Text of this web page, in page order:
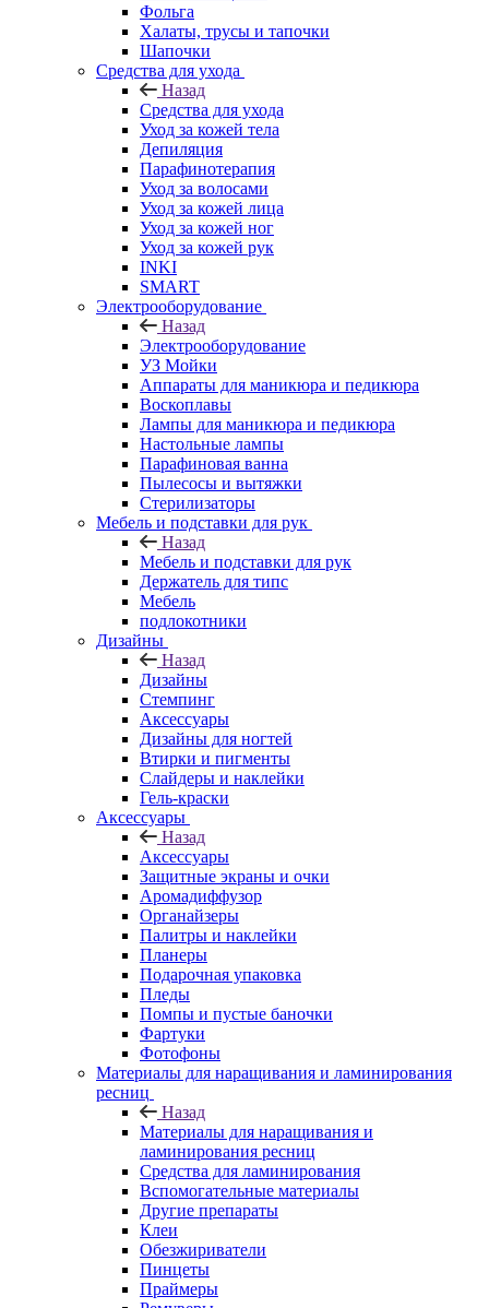
Фольга
Халаты, трусы и тапочки
Шапочки
Средства для ухода
Назад
Средства для ухода
Уход за кожей тела
Депиляция
Парафинотерапия
Уход за волосами
Уход за кожей лица
Уход за кожей ног
Уход за кожей рук
INKI
SMART
Электрооборудование
Назад
Электрооборудование
УЗ Мойки
Аппараты для маникюра и педикюра
Воскоплавы
Лампы для маникюра и педикюра
Настольные лампы
Парафиновая ванна
Пылесосы и вытяжки
Стерилизаторы
Мебель и подставки для рук
Назад
Мебель и подставки для рук
Держатель для типс
Мебель
подлокотники
Дизайны
Назад
Дизайны
Стемпинг
Аксессуары
Дизайны для ногтей
Втирки и пигменты
Слайдеры и наклейки
Гель-краски
Аксессуары
Назад
Аксессуары
Защитные экраны и очки
Аромадиффузор
Органайзеры
Палитры и наклейки
Планеры
Подарочная упаковка
Пледы
Помпы и пустые баночки
Фартуки
Фотофоны
Материалы для наращивания и ламинирования
ресниц
Назад
Материалы для наращивания и
ламинирования ресниц
Средства для ламинирования
Вспомогательные материалы
Другие препараты
Клеи
Обезжириватели
Пинцеты
Праймеры